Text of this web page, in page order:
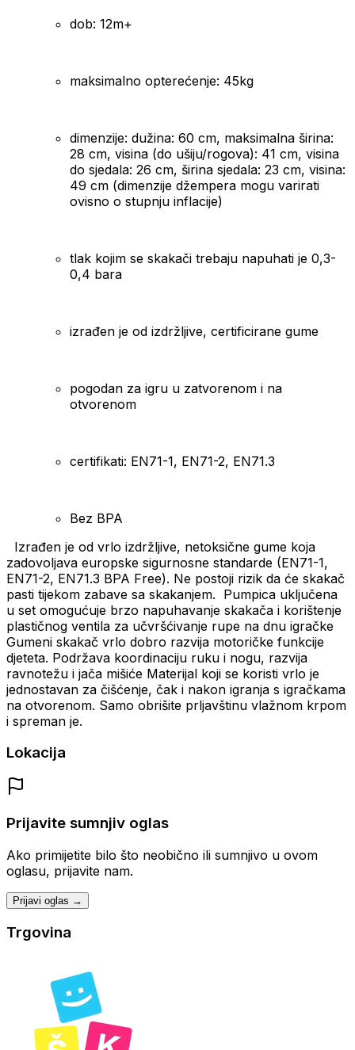
dob: 12m+
maksimalno opterećenje: 45kg
dimenzije: dužina: 60 cm, maksimalna širina:
28 cm, visina (do ušiju/rogova): 41 cm, visina
do sjedala: 26 cm, širina sjedala: 23 cm, visina:
49 cm (dimenzije džempera mogu varirati
ovisno o stupnju inflacije)
tlak kojim se skakači trebaju napuhati je 0,3-
0,4 bara
izrađen je od izdržljive, certificirane gume
pogodan za igru ​​u zatvorenom i na
otvorenom
certifikati: EN71-1, EN71-2, EN71.3
Bez BPA
Izrađen je od vrlo izdržljive, netoksične gume koja
zadovoljava europske sigurnosne standarde (EN71-1,
EN71-2, EN71.3 BPA Free). Ne postoji rizik da će skakač
pasti tijekom zabave sa skakanjem. Pumpica uključena
u set omogućuje brzo napuhavanje skakača i korištenje
plastičnog ventila za učvršćivanje rupe na dnu igračke
Gumeni skakač vrlo dobro razvija motoričke funkcije
djeteta. Podržava koordinaciju ruku i nogu, razvija
ravnotežu i jača mišiće Materijal koji se koristi vrlo je
jednostavan za čišćenje, čak i nakon igranja s igračkama
na otvorenom. Samo obrišite prljavštinu vlažnom krpom
i spreman je.
Lokacija
Prijavite sumnjiv oglas
Ako primijetite bilo što neobično ili sumnjivo u ovom
oglasu, prijavite nam.
Prijavi oglas →
Trgovina